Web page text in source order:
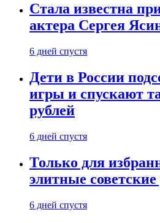
Стала известна
актера Сергея
6 дней спустя
Дети в России
игры и спускают
рублей
6 дней спустя
Только для
элитные
6 дней спустя